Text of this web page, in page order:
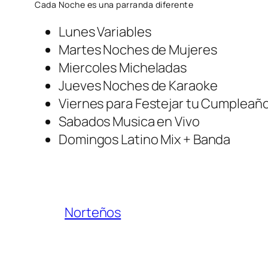
Cada Noche es una parranda diferente
Lunes Variables
Martes Noches de Mujeres
Miercoles Micheladas
Jueves Noches de Karaoke
Viernes para Festejar tu
Sabados Musica en Vivo
Domingos Latino Mix + Banda
Norteños